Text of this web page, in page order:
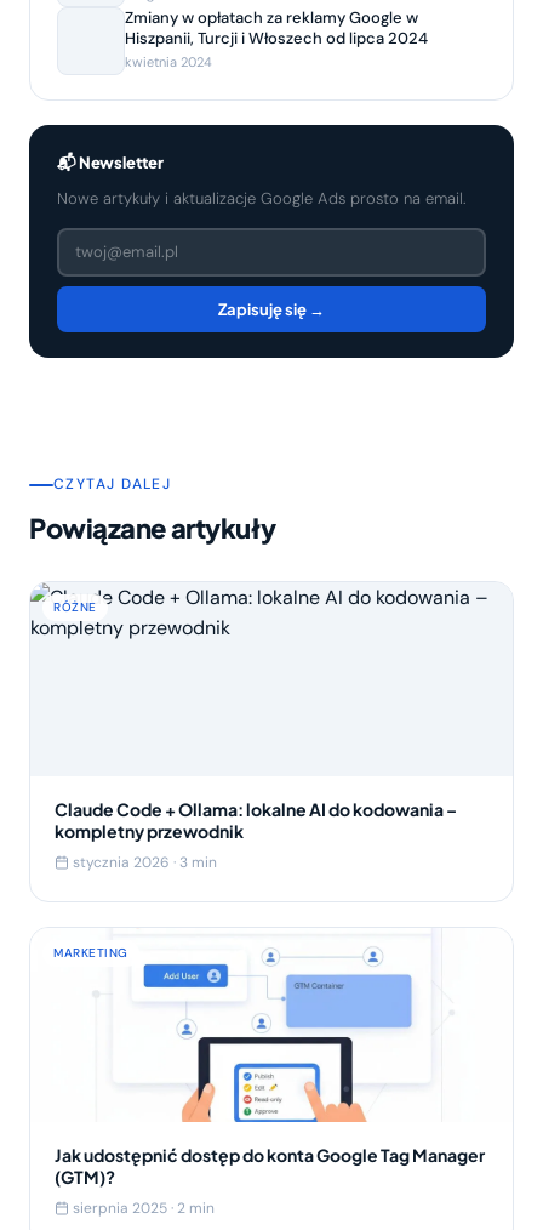
Zmiany w opłatach za reklamy Google w
Hiszpanii, Turcji i Włoszech od lipca 2024
kwietnia 2024
📬 Newsletter
Nowe artykuły i aktualizacje Google Ads prosto na email.
Zapisuję się →
CZYTAJ DALEJ
Powiązane artykuły
RÓŻNE
Claude Code + Ollama: lokalne AI do kodowania –
kompletny przewodnik
stycznia 2026 · 3 min
MARKETING
Jak udostępnić dostęp do konta Google Tag Manager
(GTM)?
sierpnia 2025 · 2 min